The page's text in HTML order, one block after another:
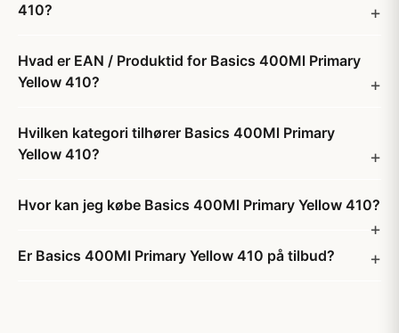
410?
Hvad er EAN / Produktid for Basics 400Ml Primary
Yellow 410?
Hvilken kategori tilhører Basics 400Ml Primary
Yellow 410?
Hvor kan jeg købe Basics 400Ml Primary Yellow 410?
Er Basics 400Ml Primary Yellow 410 på tilbud?